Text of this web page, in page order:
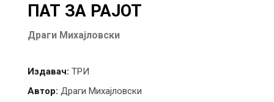
ПАТ ЗА РАЈОТ
Драги Михајловски
Издавач: ТРИ
Автор: Драги Михајловски